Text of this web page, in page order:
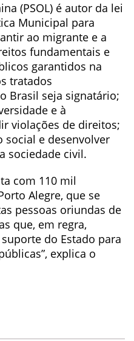
(PSOL) é autor da lei
Municipal para
ao migrante e a
fundamentais e
garantidos na
tratados
Brasil seja signatário;
e à
violações de direitos;
social e desenvolver
sociedade civil.
com 110 mil
Alegre, que se
pessoas oriundas de
que, em regra,
do Estado para
explica o